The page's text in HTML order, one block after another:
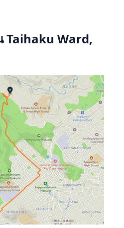
Taihaku Ward,